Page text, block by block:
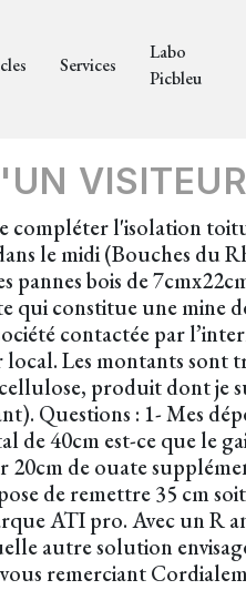
Services
Labo
Picbleu
VISITEUR
compléter l'isolation
le midi (Bouches du
pannes bois de
qui constitue une mine
contactée par
Les montants sont
cellulose, produit dont
Questions : 1- Mes
de 40cm est-ce que le
20cm de ouate
de remettre 35 cm
ATI pro. Avec un R
autre solution
remerciant